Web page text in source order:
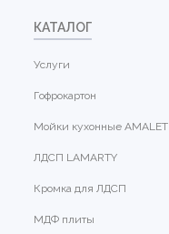
КАТАЛОГ
Услуги
Гофрокартон
Мойки кухонные AMALET
ЛДСП LAMARTY
Кромка для ЛДСП
МДФ плиты